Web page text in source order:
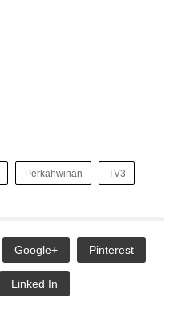
Perkahwinan TV3
Google+ Pinterest
Linked In